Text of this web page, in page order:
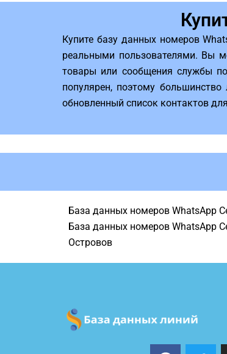
Купите базу данных номеров
реальными пользователями. Вы
товары или сообщения службы
популярен, поэтому
обновленный список контактов
База данных номеров WhatsApp
База данных номеров WhatsApp
Островов